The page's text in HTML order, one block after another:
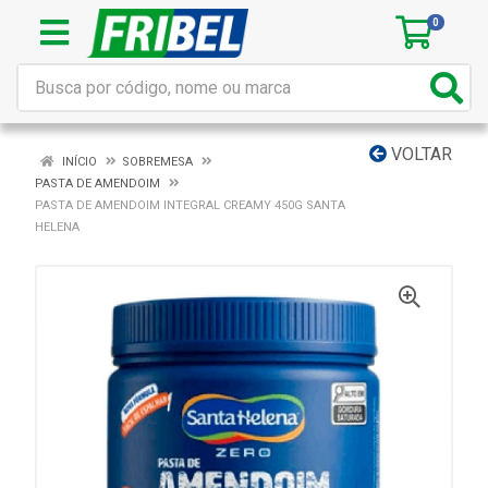
0
VOLTAR
INÍCIO
SOBREMESA
PASTA DE AMENDOIM
PASTA DE AMENDOIM INTEGRAL CREAMY 450G SANTA
HELENA